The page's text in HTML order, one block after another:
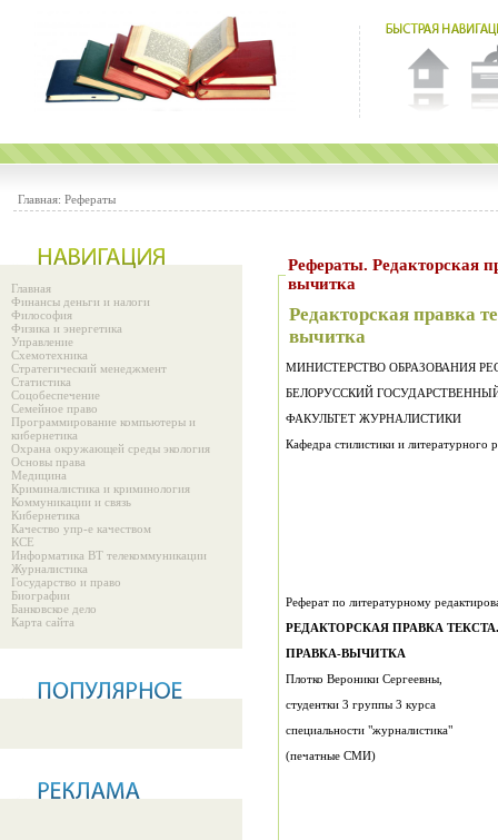
Главная: Рефераты
Главная
Финансы деньги и налоги
Философия
Физика и энергетика
Управление
Схемотехника
Стратегический менеджмент
Статистика
Соцобеспечение
Семейное право
Программирование компьютеры и
кибернетика
Охрана окружающей среды экология
Основы права
Медицина
Криминалистика и криминология
Коммуникации и связь
Кибернетика
Качество упр-е качеством
КСЕ
Информатика ВТ телекоммуникации
Журналистика
Государство и право
Биографии
Банковское дело
Карта сайта
Рефераты. Редакторская правка текста. Виды правки. Правка-
вычитка
Редакторская правка
вычитка
МИНИСТЕРСТВО ОБРАЗОВАНИЯ
БЕЛОРУССКИЙ
ФАКУЛЬТЕТ ЖУРНАЛИСТИКИ
Кафедра стилистики и литературного
Реферат по литературному
РЕДАКТОРСКАЯ ПРАВКА
ПРАВКА-ВЫЧИТКА
Плотко Вероники Сергеевны,
студентки 3 группы 3 курса
специальности "журналистика"
(печатные СМИ)